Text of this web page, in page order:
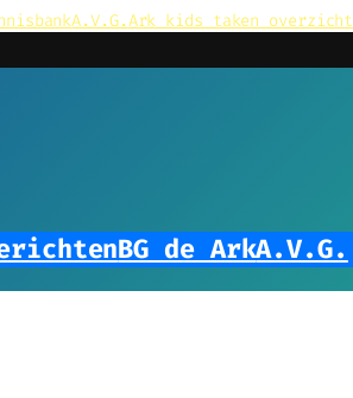
A.V.G.Ark kids taken overzicht
BG de ArkA.V.G.